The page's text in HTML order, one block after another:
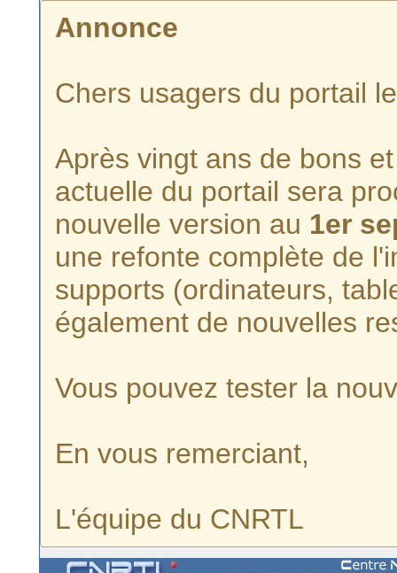
Annonce
Chers usagers du portail
Après vingt ans de bons
actuelle du portail sera
nouvelle version au 1er
une refonte complète de
supports (ordinateurs,
également de nouvelles
Vous pouvez tester la
En vous remerciant,
L'équipe du CNRTL